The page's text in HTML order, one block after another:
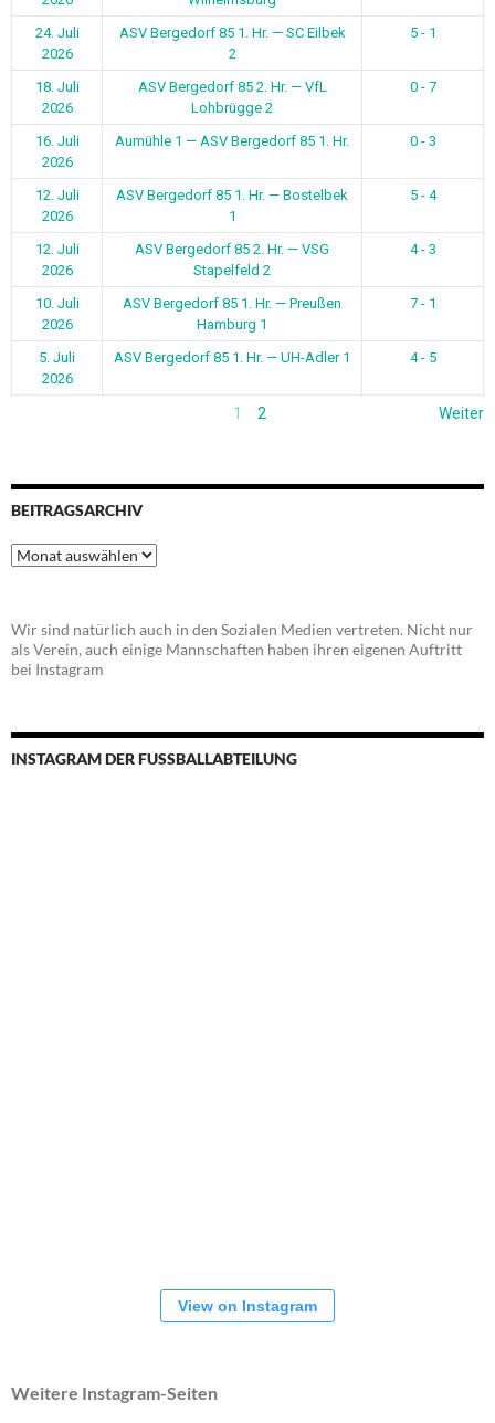
24. Juli
2026
ASV Bergedorf 85 1. Hr. — SC Eilbek
2
5 - 1
18. Juli
2026
ASV Bergedorf 85 2. Hr. — VfL
Lohbrügge 2
0 - 7
16. Juli
2026
Aumühle 1 — ASV Bergedorf 85 1. Hr. 0 - 3
12. Juli
2026
ASV Bergedorf 85 1. Hr. — Bostelbek
1
5 - 4
12. Juli
2026
ASV Bergedorf 85 2. Hr. — VSG
Stapelfeld 2
4 - 3
10. Juli
2026
ASV Bergedorf 85 1. Hr. — Preußen
Hamburg 1
7 - 1
5. Juli
2026
ASV Bergedorf 85 1. Hr. — UH-Adler 1 4 - 5
1 2 Weiter
BEITRAGSARCHIV
Beitragsarchiv
Wir sind natürlich auch in den Sozialen Medien vertreten. Nicht nur
als Verein, auch einige Mannschaften haben ihren eigenen Auftritt
bei Instagram
INSTAGRAM DER FUSSBALLABTEILUNG
View on Instagram
Weitere Instagram-Seiten